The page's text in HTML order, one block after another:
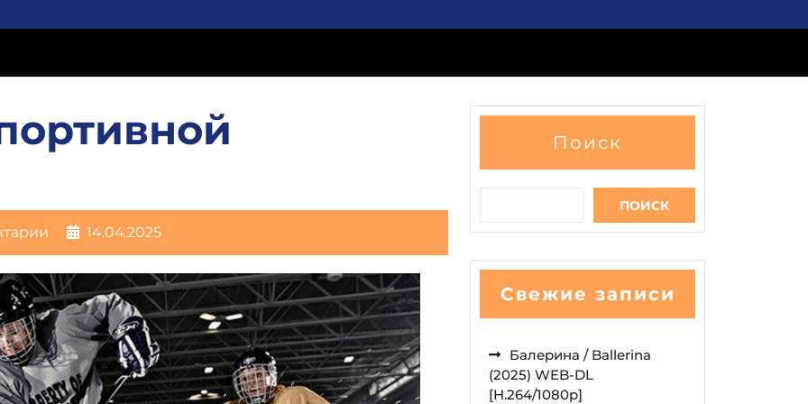
14.04.2025
Поиск
ПОИСК
Свежие записи
Балерина / Ballerina
(2025) WEB-DL
[H.264/1080p]